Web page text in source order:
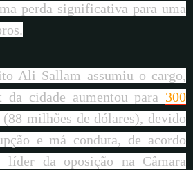
perda significativa para uma
Ali Sallam assumiu o cargo,
cidade aumentou para 300
(88 milhões de dólares), devido
e má conduta, de acordo
da oposição na Câmara